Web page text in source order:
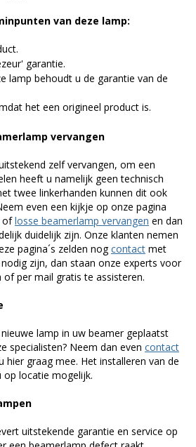
van deze lamp:
garantie.
lamp behoudt u de garantie van de
het een origineel product is.
vervangen
zelf vervangen, om een
heeft u namelijk geen technisch
twee linkerhanden kunnen dit ook
even een kijkje op onze pagina
oflosse beamerlamp vervangen en dan
duidelijk zijn. Onze klanten nemen
pagina´s zelden nogcontact met
zijn, dan staan onze experts voor
per mail gratis te assisteren.
lamp in uw beamer geplaatst
specialisten? Neem dan even contact
hier graag mee. Het installeren van de
locatie mogelijk.
uitstekende garantie en service op